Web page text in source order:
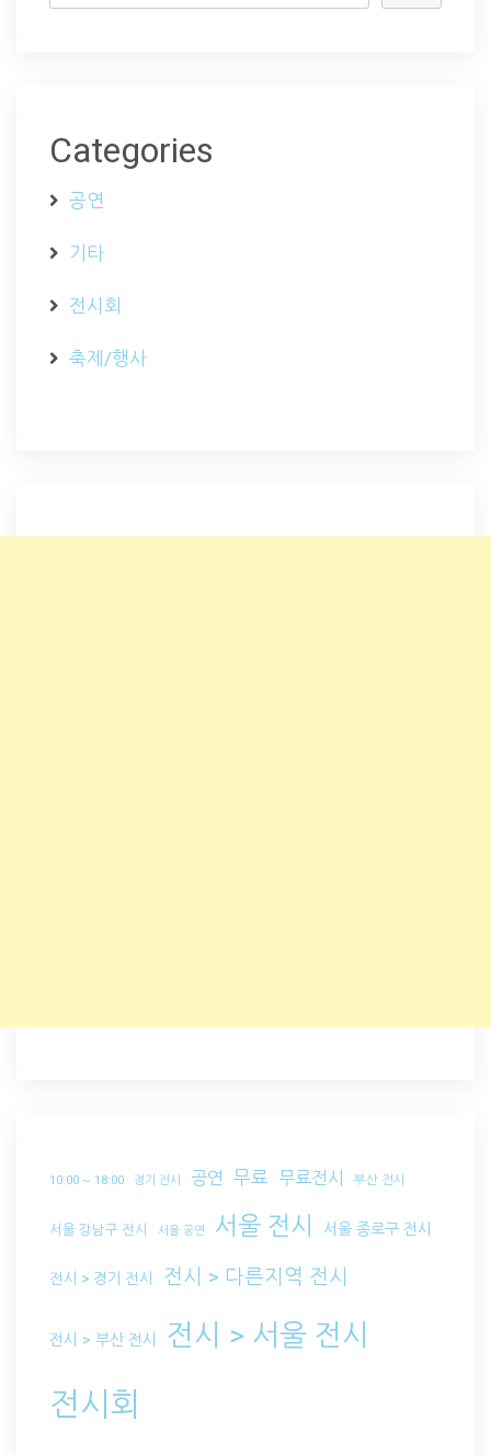
Categories
공연
기타
전시회
축제/행사
10:00 ~ 18:00 경기 전시 공연 무료 무료전시 부산 전시
서울 강남구 전시 서울 공연 서울 전시 서울 종로구 전시
전시 > 경기 전시 전시 > 다른지역 전시
전시 > 부산 전시 전시 > 서울 전시
전시회